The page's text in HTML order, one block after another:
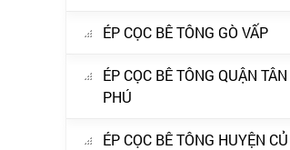
ÉP CỌC BÊ TÔNG GÒ VẤP
ÉP CỌC BÊ TÔNG QUẬN TÂN
PHÚ
ÉP CỌC BÊ TÔNG HUYỆN CỦ